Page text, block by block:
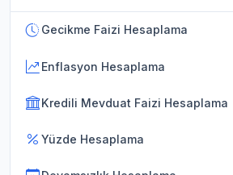
Gecikme Faizi Hesaplama
Enflasyon Hesaplama
Kredili Mevduat Faizi Hesaplama
Yüzde Hesaplama